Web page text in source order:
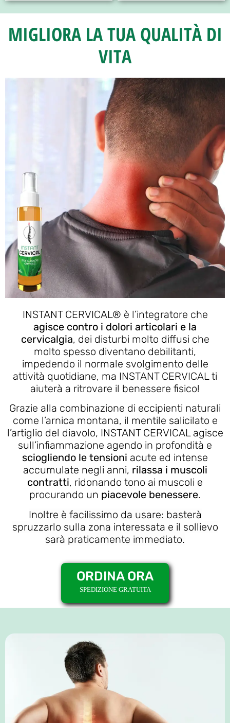
MIGLIORA LA TUA QUALITÀ DI
VITA
INSTANT CERVICAL® è l’integratore che
agisce contro i dolori articolari e la
cervicalgia, dei disturbi molto diffusi che
molto spesso diventano debilitanti,
impedendo il normale svolgimento delle
attività quotidiane, ma INSTANT CERVICAL ti
aiuterà a ritrovare il benessere fisico!
Grazie alla combinazione di eccipienti naturali
come l’arnica montana, il mentile salicilato e
l’artiglio del diavolo, INSTANT CERVICAL agisce
sull’infiammazione agendo in profondità e
sciogliendo le tensioni acute ed intense
accumulate negli anni, rilassa i muscoli
contratti, ridonando tono ai muscoli e
procurando un piacevole benessere.
Inoltre è facilissimo da usare: basterà
spruzzarlo sulla zona interessata e il sollievo
sarà praticamente immediato.
ORDINA ORA
SPEDIZIONE GRATUITA